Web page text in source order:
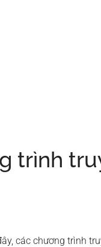
trình
các chương trình